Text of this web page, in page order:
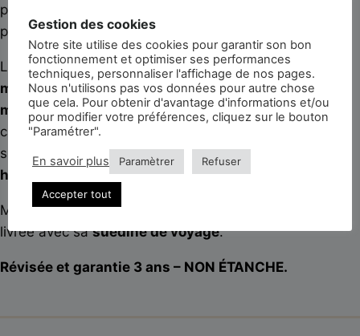
profondeur et raffinement au cadran. L’ensemble est
protégé par unverre plexi
La montre est animée par le calibreOmega 552
mouvement mécanique à remontage automatique
manufacturé, reconnu comme l’un des meilleurs
calibres automatiques Omega des années 1960 pour
sa robustesse, sa précision et sa fiabilité. Il affiche les
heures, minutes et seconde centrale.
Montée sur unbracelet en cuir de veau noir
livrée avec sasuédine de voyage.
Révisée et garantie 3 ans – NON ÉTANCHE.
Gestion des cookies
Notre site utilise des cookies pour garantir son bon
fonctionnement et optimiser ses performances
techniques, personnaliser l'affichage de nos pages.
Nous n'utilisons pas vos données pour autre chose
que cela. Pour obtenir d'avantage d'informations et/ou
pour modifier votre préférences, cliquez sur le bouton
"Paramétrer".
En savoir plus Paramètrer Refuser
Accepter tout